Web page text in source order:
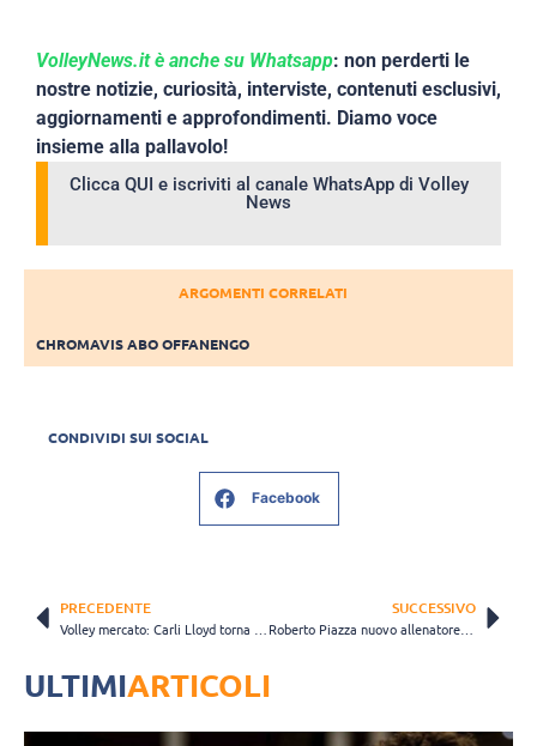
VolleyNews.it è anche su Whatsapp: non perderti le
nostre notizie, curiosità, interviste, contenuti esclusivi,
aggiornamenti e approfondimenti. Diamo voce
insieme alla pallavolo!
Clicca QUI e iscriviti al canale WhatsApp di Volley
News
ARGOMENTI CORRELATI
CHROMAVIS ABO OFFANENGO
CONDIVIDI SUI SOCIAL
Facebook
PRECEDENTE SUCCESSIVO
Roberto Piazza nuovo allenatore dell’Olanda: "Un onore". Abdel Aziz: "Vive per la pallavolo"
ULTIMIARTICOLI